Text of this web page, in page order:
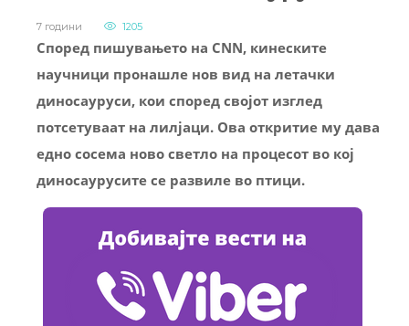
7 години 1205
Според пишувањето на CNN, кинеските
научници пронашле нов вид на летачки
диносауруси, кои според својот изглед
потсетуваат на лилјаци. Ова откритие му дава
едно сосема ново светло на процесот во кој
диносаурусите се развиле во птици.